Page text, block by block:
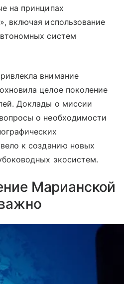
на принципах
включая использование
систем
внимание
целое поколение
Доклады о миссии
о необходимости
к созданию новых
экосистем.
Марианской